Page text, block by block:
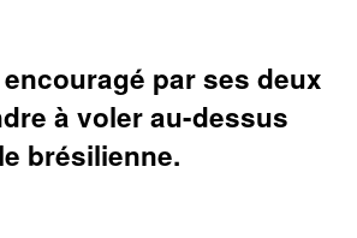
par ses deux
à voler au-dessus
brésilienne.